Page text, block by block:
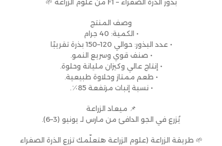
بذور الذرة الصفراء – F1 من علوم الزراعة 🌱
وصف المنتج
• الكمية: 40 جرام
• عدد البذور: حوالي 120–150 بذرة تقريبًا
• صنف قوي وسريع النمو.
• إنتاج عالي وكيزان مليانة وحلوة.
• طعم ممتاز وحلاوة طبيعية.
• نسبة إنبات مرتفعة 85٪.
📌 ميعاد الزراعة
يُزرع في الجو الدافئ من مارس لـ يونيو (3–6).
🌱 طريقة الزراعة (علوم الزراعة هتعلّمك تزرع الذرة الصفراء